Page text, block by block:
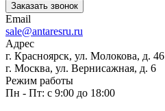
Заказать звонок
Email
sale@antaresru.ru
Адрес
г. Красноярск, ул. Молокова, д. 46
г. Москва, ул. Вернисажная, д. 6
Режим работы
Пн - Пт: с 9:00 до 18:00